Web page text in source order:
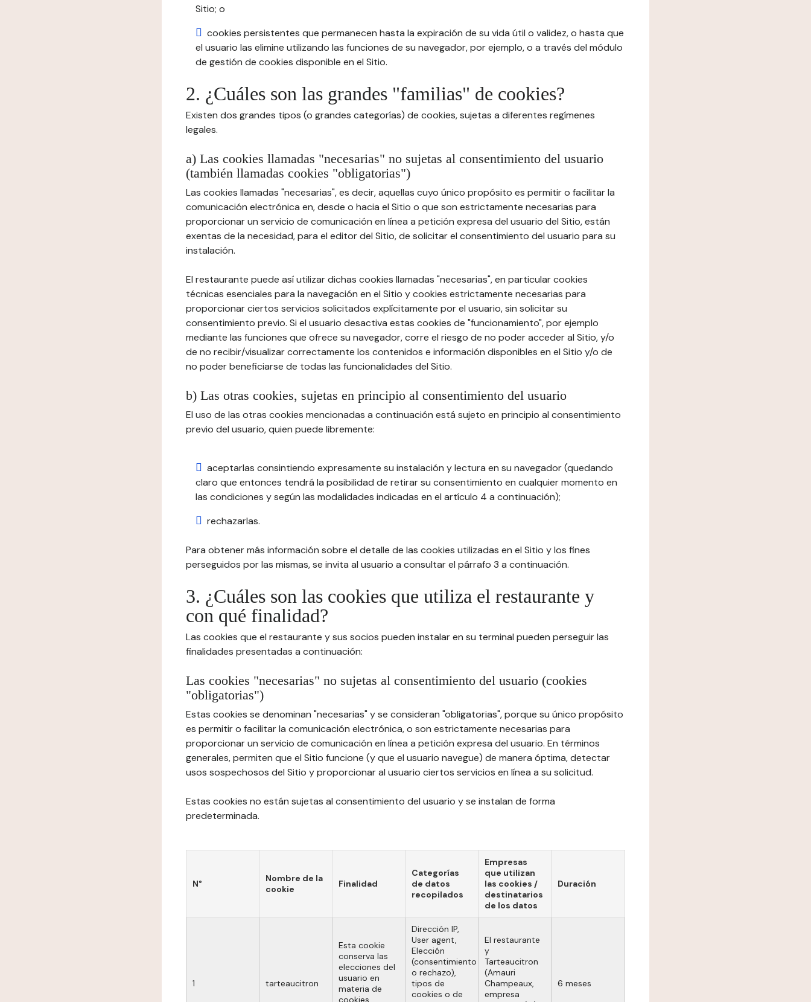
Sitio; o
cookies persistentes que permanecen hasta la expiración de su vida útil o validez, o hasta que
el usuario las elimine utilizando las funciones de su navegador, por ejemplo, o a través del módulo
de gestión de cookies disponible en el Sitio.
2. ¿Cuáles son las grandes "familias" de cookies?
Existen dos grandes tipos (o grandes categorías) de cookies, sujetas a diferentes regímenes
legales.
a) Las cookies llamadas "necesarias" no sujetas al consentimiento del usuario
(también llamadas cookies "obligatorias")
Las cookies llamadas "necesarias", es decir, aquellas cuyo único propósito es permitir o facilitar la
comunicación electrónica en, desde o hacia el Sitio o que son estrictamente necesarias para
proporcionar un servicio de comunicación en línea a petición expresa del usuario del Sitio, están
exentas de la necesidad, para el editor del Sitio, de solicitar el consentimiento del usuario para su
instalación.
El restaurante puede así utilizar dichas cookies llamadas "necesarias", en particular cookies
técnicas esenciales para la navegación en el Sitio y cookies estrictamente necesarias para
proporcionar ciertos servicios solicitados explícitamente por el usuario, sin solicitar su
consentimiento previo. Si el usuario desactiva estas cookies de "funcionamiento", por ejemplo
mediante las funciones que ofrece su navegador, corre el riesgo de no poder acceder al Sitio, y/o
de no recibir/visualizar correctamente los contenidos e información disponibles en el Sitio y/o de
no poder beneficiarse de todas las funcionalidades del Sitio.
b) Las otras cookies, sujetas en principio al consentimiento del usuario
El uso de las otras cookies mencionadas a continuación está sujeto en principio al consentimiento
previo del usuario, quien puede libremente:
aceptarlas consintiendo expresamente su instalación y lectura en su navegador (quedando
claro que entonces tendrá la posibilidad de retirar su consentimiento en cualquier momento en
las condiciones y según las modalidades indicadas en el artículo 4 a continuación);
rechazarlas.
Para obtener más información sobre el detalle de las cookies utilizadas en el Sitio y los fines
perseguidos por las mismas, se invita al usuario a consultar el párrafo 3 a continuación.
3. ¿Cuáles son las cookies que utiliza el restaurante y
con qué finalidad?
Las cookies que el restaurante y sus socios pueden instalar en su terminal pueden perseguir las
finalidades presentadas a continuación:
Las cookies "necesarias" no sujetas al consentimiento del usuario (cookies
"obligatorias")
Estas cookies se denominan "necesarias" y se consideran "obligatorias", porque su único propósito
es permitir o facilitar la comunicación electrónica, o son estrictamente necesarias para
proporcionar un servicio de comunicación en línea a petición expresa del usuario. En términos
generales, permiten que el Sitio funcione (y que el usuario navegue) de manera óptima, detectar
usos sospechosos del Sitio y proporcionar al usuario ciertos servicios en línea a su solicitud.
Estas cookies no están sujetas al consentimiento del usuario y se instalan de forma
predeterminada.
N°
Nombre de la
cookie
Finalidad
Categorías
de datos
recopilados
Empresas
que utilizan
las cookies /
destinatarios
de los datos
Duración
1 tarteaucitron
Esta cookie
conserva las
elecciones del
usuario en
materia de
cookies
Dirección IP,
User agent,
Elección
(consentimiento
o rechazo),
tipos de
cookies o de
El restaurante
y
Tarteaucitron
(Amauri
Champeaux,
empresa
6 meses